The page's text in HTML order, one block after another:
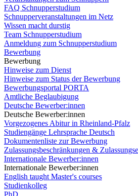
FAQ Schnupperstudium
Schnupperveranstaltungen im Netz
Wissen macht durstig
Team Schnupperstudium
Anmeldung zum Schnupperstudium
Bewerbung
Bewerbung
Hinweise zum Dienst
Hinweise zum Status der Bewerbung
Bewerbungsportal PORTA
Amtliche Beglaubigung
Deutsche Bewerber:innen
Deutsche Bewerber:innen
Vorgezogenes Abitur in Rheinland-Pfalz
Studiengänge Lehrsprache Deutsch
Dokumentenliste zur Bewerbung
Zulassungsbeschränkungen &
Internationale Bewerber:innen
Internationale Bewerber:innen
English taught Master's courses
Studienkolleg
PhD